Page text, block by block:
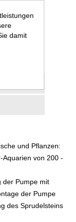
und Pflanzen:
von 200 -
der Pumpe mit
der Pumpe
des Sprudelsteins
damit